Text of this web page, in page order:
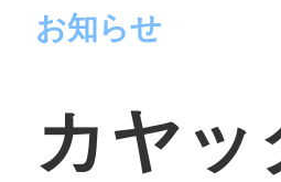
お知らせ
カヤ
加盟